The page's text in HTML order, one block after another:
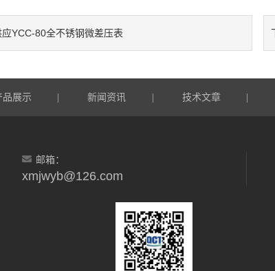
应YCC-80全不锈钢微差压表
品展示 新闻资讯 技术文章
邮箱：
xmjwyb@126.com